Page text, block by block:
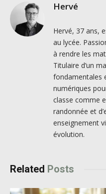
Hervé
Hervé, 37 ans,
au lycée.
à rendre les
Titulaire d’un
fondamentales
numériques
classe comme
randonnée et
enseignement
évolution.
Related Posts